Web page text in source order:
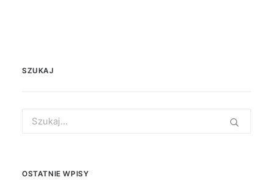
SZUKAJ
for:
OSTATNIE WPISY